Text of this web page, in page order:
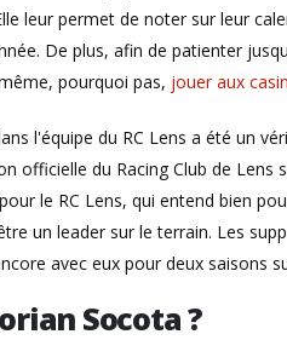
leur permet de noter sur leur
De plus, afin de patienter
pourquoi pas, jouer aux
l'équipe du RC Lens a été un
officielle du Racing Club de
le RC Lens, qui entend bien
un leader sur le terrain. Les
avec eux pour deux saisons
Socota ?